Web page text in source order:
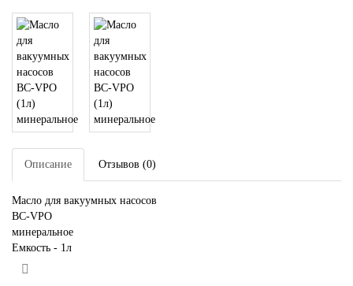
Описание Отзывов (0)
Масло для вакуумных насосов
BC-VPO
минеральное
Емкость - 1л